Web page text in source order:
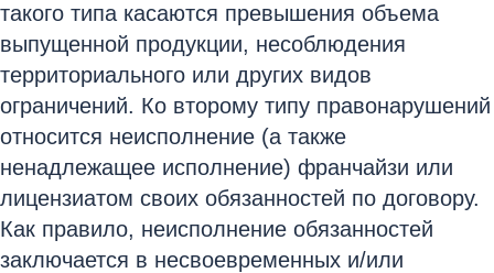
такого типа касаются превышения объема
выпущенной продукции, несоблюдения
территориального или других видов
ограничений. Ко второму типу правонарушений
относится неисполнение (а также
ненадлежащее исполнение) франчайзи или
лицензиатом своих обязанностей по договору.
Как правило, неисполнение обязанностей
заключается в несвоевременных и/или